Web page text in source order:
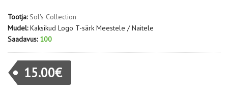
Tootja: Sol's Collection
Mudel: Kaksikud Logo T-särk Meestele / Naitele
Saadavus: 100
15.00€